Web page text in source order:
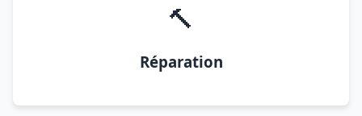
🔨
Réparation